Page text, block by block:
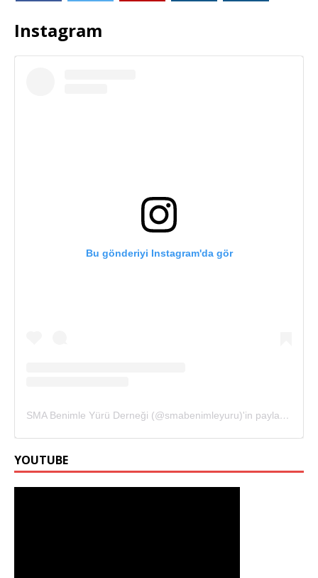
Instagram
Bu gönderiyi Instagram'da gör
SMA Benimle Yürü Derneği (@smabenimleyuru)'in paylaştığı bir gönderi
YOUTUBE